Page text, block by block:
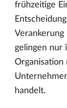
frühzeitige
Verankerung
gelingen nur
Organisation
handelt.